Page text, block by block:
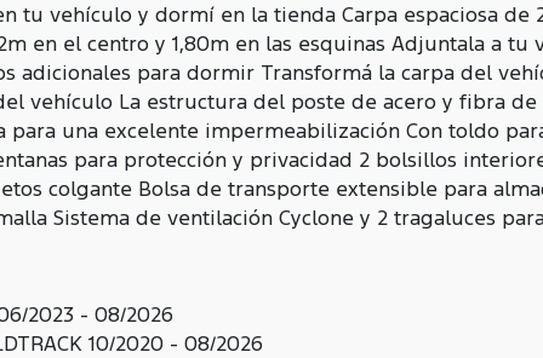
tu vehículo y dormí en la tienda Carpa espaciosa de
en el centro y 1,80m en las esquinas Adjuntala a
adicionales para dormir Transformá la carpa del
vehículo La estructura del poste de acero y fibra
para una excelente impermeabilización Con toldo
para protección y privacidad 2 bolsillos
colgante Bolsa de transporte extensible para
Sistema de ventilación Cyclone y 2 tragaluces
2023 - 08/2026
10/2020 - 08/2026